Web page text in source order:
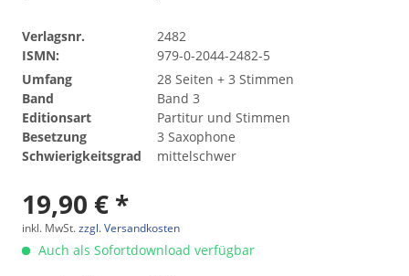
Verlagsnr.
2482
ISMN:
979-0-2044-2482-5
Umfang
28 Seiten + 3 Stimmen
Band
Band 3
Editionsart
Partitur und Stimmen
Besetzung
3 Saxophone
Schwierigkeitsgrad
mittelschwer
19,90 € *
inkl. MwSt.zzgl. Versandkosten
Auch als Sofortdownload verfügbar